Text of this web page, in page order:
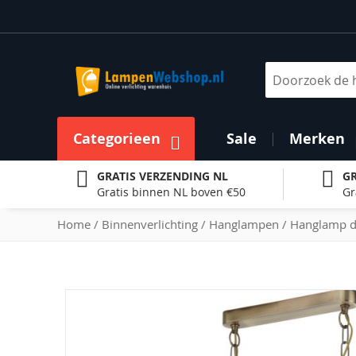
naar
inhoud
Categorieen Sale Merken
GRATIS VERZENDING NL
Gratis binnen NL boven €50
Home Binnenverlichting Hanglampen Hanglamp